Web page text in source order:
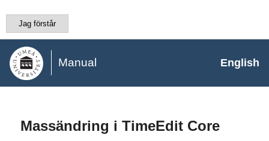
Jag förstår
Manual English
Massändring i TimeEdit Core